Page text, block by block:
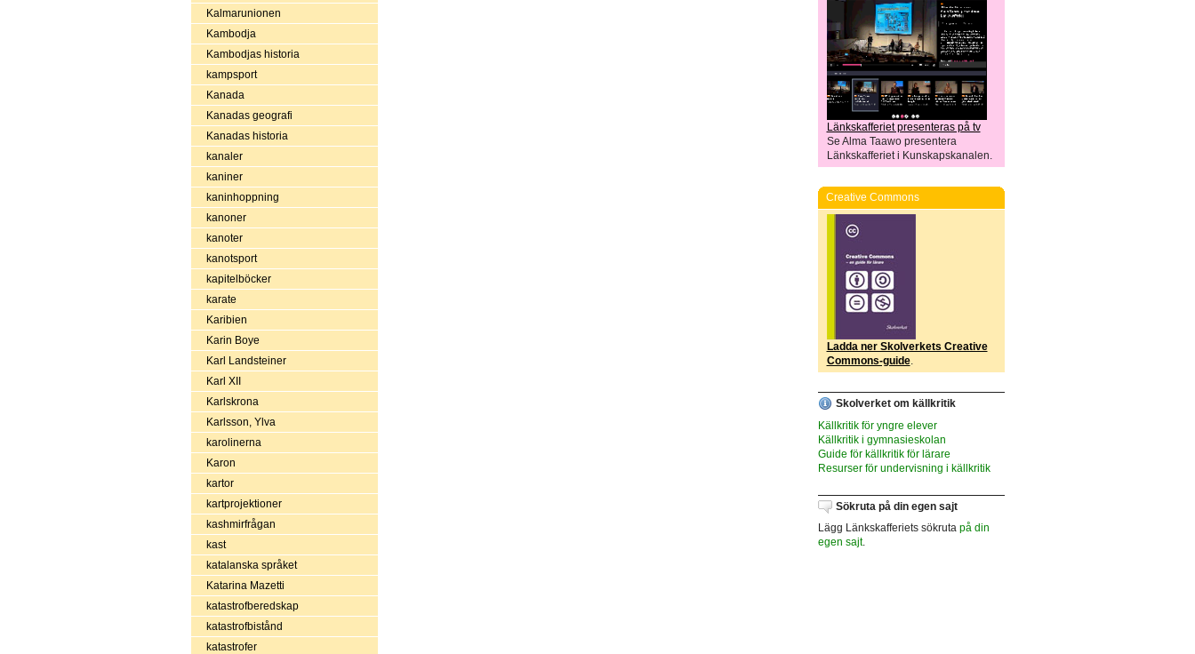
Kalmarunionen
Kambodja
Kambodjas historia
kampsport
Kanada
Kanadas geografi
Kanadas historia
kanaler
kaniner
kaninhoppning
kanoner
kanoter
kanotsport
kapitelböcker
karate
Karibien
Karin Boye
Karl Landsteiner
Karl XII
Karlskrona
Karlsson, Ylva
karolinerna
Karon
kartor
kartprojektioner
kashmirfrågan
kast
katalanska språket
Katarina Mazetti
katastrofberedskap
katastrofbistånd
katastrofer
Länkskafferiet presenteras på tv
Se Alma Taawo presentera
Länkskafferiet i Kunskapskanalen.
Creative Commons
Ladda ner Skolverkets Creative
Commons-guide.
Skolverket om källkritik
Källkritik för yngre elever
Källkritik i gymnasieskolan
Guide för källkritik för lärare
Resurser för undervisning i källkritik
Sökruta på din egen sajt
Lägg Länkskafferiets sökruta på din
egen sajt.